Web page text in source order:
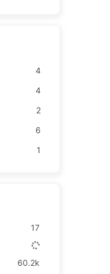
4
4
2
6
1
17
60.2k